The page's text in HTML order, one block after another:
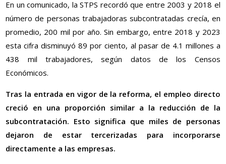
En un comunicado, la STPS recordó que entre 2003 y 2018 el
número de personas trabajadoras subcontratadas crecía, en
promedio, 200 mil por año. Sin embargo, entre 2018 y 2023
esta cifra disminuyó 89 por ciento, al pasar de 4.1 millones a
438 mil trabajadores, según datos de los Censos
Económicos.
Tras la entrada en vigor de la reforma, el empleo directo
creció en una proporción similar a la reducción de la
subcontratación. Esto significa que miles de personas
dejaron de estar tercerizadas para incorporarse
directamente a las empresas.